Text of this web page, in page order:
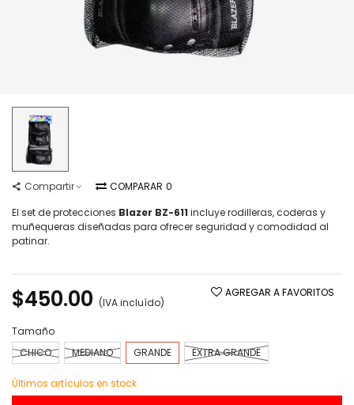
Compartir COMPARAR 0
El set de protecciones Blazer BZ-611 incluye rodilleras, coderas y
muñequeras diseñadas para ofrecer seguridad y comodidad al
patinar.
$450.00 (IVA incluído)
AGREGAR A FAVORITOS
Tamaño
CHICO
MEDIANO GRANDE EXTRA GRANDE
Últimos artículos en stock